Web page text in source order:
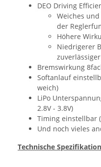
DEO Driving
Weiches
der
Höhere
Niedrigerer
Bremswirkung
Softanlauf
weich)
LiPo
2.8V - 3.8V)
Timing einstellbar
Und noch vieles
Technische